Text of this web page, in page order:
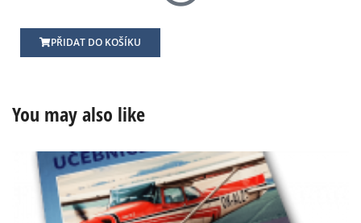
PŘIDAT DO KOŠÍKU
You may also like